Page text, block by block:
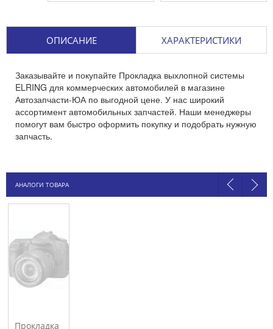
ОПИСАНИЕ ХАРАКТЕРИСТИКИ
Заказывайте и покупайте Прокладка выхлопной системы
ELRING для коммерческих автомобилей в магазине
Автозапчасти-ЮА по выгодной цене. У нас широкий
ассортимент автомобильных запчастей. Наши менеджеры
помогут вам быстро оформить покупку и подобрать нужную
запчасть.
АНАЛОГИ ТОВАРА
Прокладка